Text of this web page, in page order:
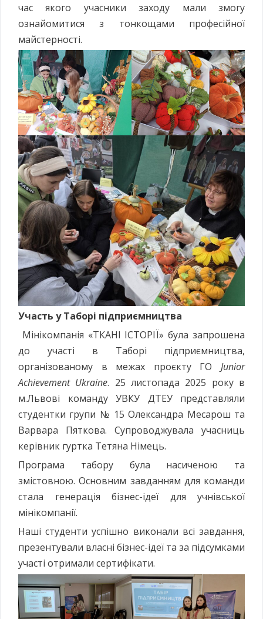
час якого учасники заходу мали змогу
ознайомитися з тонкощами професійної
майстерності.
Участь у Таборі підприємництва
Мінікомпанія «ТКАНІ ІСТОРІЇ» була запрошена
до участі в Таборі підприємництва,
організованому в межах проєкту ГО Junior
Achievement Ukraine. 25 листопада 2025 року в
м.Львові команду УВКУ ДТЕУ представляли
студентки групи № 15 Олександра Месарош та
Варвара Пяткова. Супроводжувала учасниць
керівник гуртка Тетяна Німець.
Програма табору була насиченою та
змістовною. Основним завданням для команди
стала генерація бізнес-ідеї для учнівської
мінікомпанії.
Наші студенти успішно виконали всі завдання,
презентували власні бізнес-ідеї та за підсумками
участі отримали сертифікати.